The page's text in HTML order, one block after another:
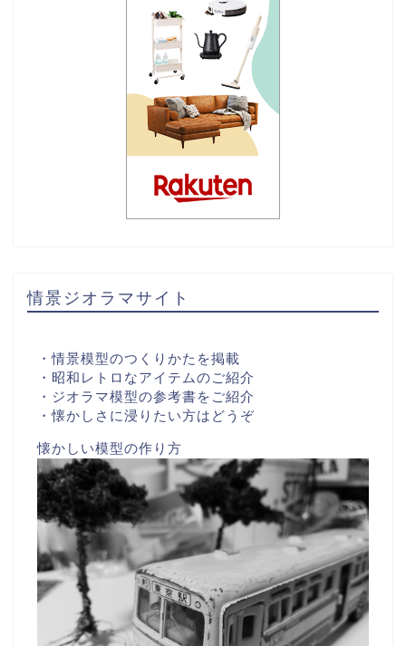
情景ジオラマサイト
・情景模型のつくりかたを掲載
・昭和レトロなアイテムのご紹介
・ジオラマ模型の参考書をご紹介
・懐かしさに浸りたい方はどうぞ
懐かしい模型の作り方